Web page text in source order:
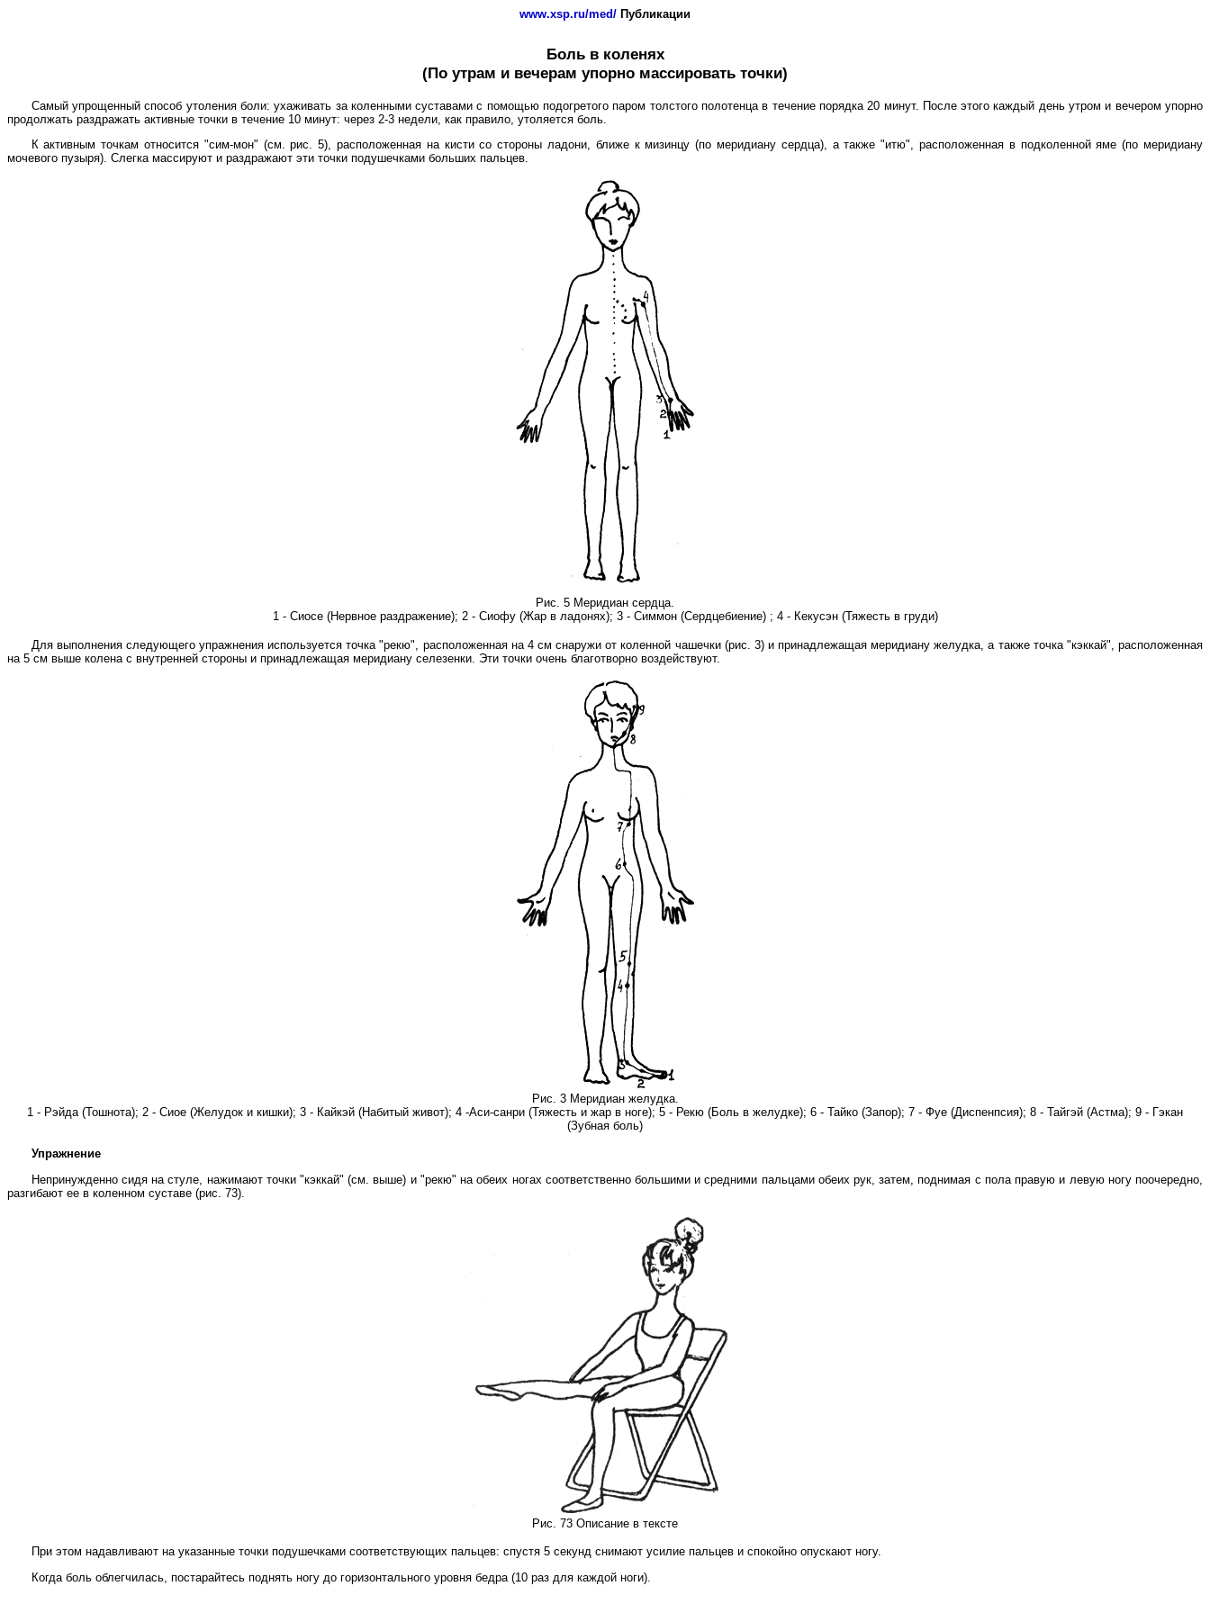
www.xsp.ru/med/ Публикации
Боль в коленях
(По утрам и вечерам упорно массировать точки)
Самый упрощенный способ утоления боли: ухаживать за коленными суставами с помощью подогретого паром толстого полотенца в течение порядка 20 минут. После этого каждый день утром и вечером упорно
продолжать раздражать активные точки в течение 10 минут: через 2-3 недели, как правило, утоляется боль.
К активным точкам относится "сим-мон" (см. рис. 5), расположенная на кисти со стороны ладони, ближе к мизинцу (по меридиану сердца), а также "итю", расположенная в подколенной яме (по меридиану
мочевого пузыря). Слегка массируют и раздражают эти точки подушечками больших пальцев.
Рис. 5 Меридиан сердца.
1 - Сиосе (Нервное раздражение); 2 - Сиофу (Жар в ладонях); 3 - Симмон (Сердцебиение) ; 4 - Кекусэн (Тяжесть в груди)
Для выполнения следующего упражнения используется точка "рекю", расположенная на 4 см снаружи от коленной чашечки (рис. 3) и принадлежащая меридиану желудка, а также точка "кэккай", расположенная
на 5 см выше колена с внутренней стороны и принадлежащая меридиану селезенки. Эти точки очень благотворно воздействуют.
Рис. 3 Меридиан желудка.
1 - Рэйда (Тошнота); 2 - Сиое (Желудок и кишки); 3 - Кайкэй (Набитый живот); 4 -Аси-санри (Тяжесть и жар в ноге); 5 - Рекю (Боль в желудке); 6 - Тайко (Запор); 7 - Фуе (Диспенпсия); 8 - Тайгэй (Астма); 9 - Гэкан
(Зубная боль)
Упражнение
Непринужденно сидя на стуле, нажимают точки "кэккай" (см. выше) и "рекю" на обеих ногах соответственно большими и средними пальцами обеих рук, затем, поднимая с пола правую и левую ногу поочередно,
разгибают ее в коленном суставе (рис. 73).
Рис. 73 Описание в тексте
При этом надавливают на указанные точки подушечками соответствующих пальцев: спустя 5 секунд снимают усилие пальцев и спокойно опускают ногу.
Когда боль облегчилась, постарайтесь поднять ногу до горизонтального уровня бедра (10 раз для каждой ноги).